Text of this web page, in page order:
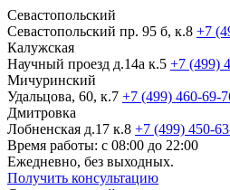
Севастопольский
Севастопольский пр. 95 б, к.8 +7
Калужская
Научный проезд д.14а к.5 +7 (499)
Мичуринский
Удальцова, 60, к.7 +7 (499) 460-69-
Дмитровка
Лобненская д.17 к.8 +7 (499) 450-
Время работы: с 08:00 до 22:00
Ежедневно, без выходных.
Получить консультацию